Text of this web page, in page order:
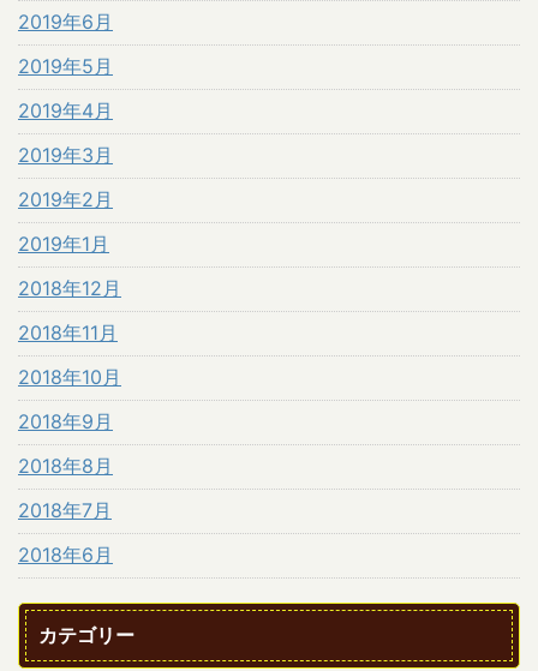
2019年6月
2019年5月
2019年4月
2019年3月
2019年2月
2019年1月
2018年12月
2018年11月
2018年10月
2018年9月
2018年8月
2018年7月
2018年6月
カテゴリー